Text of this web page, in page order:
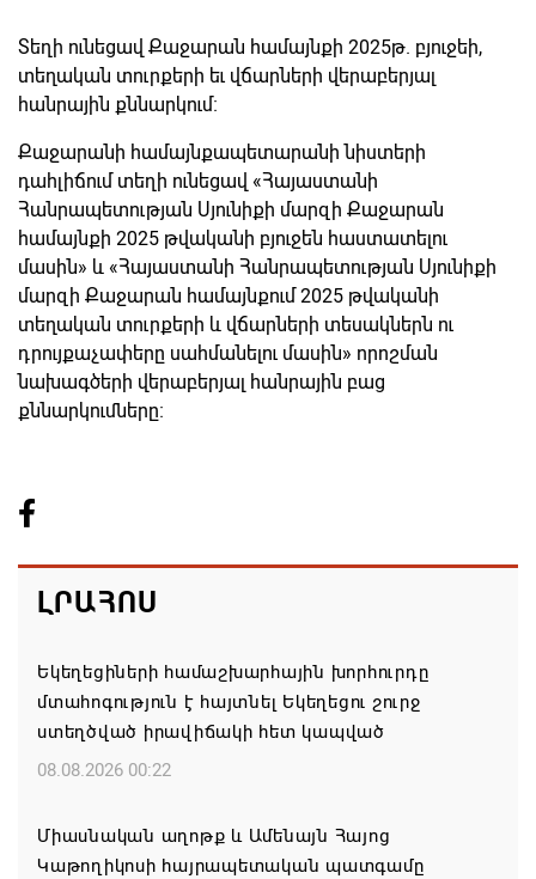
Տեղի ունեցավ Քաջարան համայնքի 2025թ. բյուջեի,
տեղական տուրքերի եւ վճարների վերաբերյալ
հանրային քննարկում։
Քաջարանի համայնքապետարանի նիստերի
դահլիճում տեղի ունեցավ «Հայաստանի
Հանրապետության Սյունիքի մարզի Քաջարան
համայնքի 2025 թվականի բյուջեն հաստատելու
մասին» և «Հայաստանի Հանրապետության Սյունիքի
մարզի Քաջարան համայնքում 2025 թվականի
տեղական տուրքերի և վճարների տեսակներն ու
դրույքաչափերը սահմանելու մասին» որոշման
նախագծերի վերաբերյալ հանրային բաց
քննարկումները։
ԼՐԱՀՈՍ
Եկեղեցիների համաշխարհային խորհուրդը
մտահոգություն է հայտնել Եկեղեցու շուրջ
ստեղծված իրավիճակի հետ կապված
08.08.2026 00:22
Միասնական աղոթք և Ամենայն Հայոց
Կաթողիկոսի հայրապետական պատգամը